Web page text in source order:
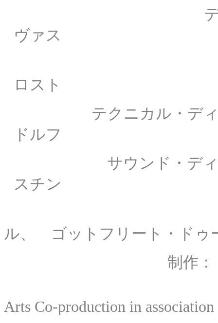
ディレクター
ヴァス
ロスト
テクニカル・ディレ
ドルフ
サウンド・ディレク
スチン
ル、 ゴットフリート・ドゥ
制作
Arts Co-production in